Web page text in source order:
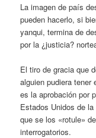
La imagen de país
pueden hacerlo, si
yanqui, termina de
por la ¿justicia?
El tiro de gracia que
alguien pudiera tener
es la aprobación por
Estados Unidos de
que se los «rotule»
interrogatorios.